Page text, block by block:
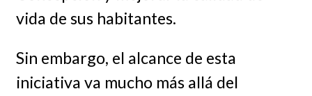
vida de sus habitantes.
Sin embargo, el alcance de esta
iniciativa va mucho más allá del